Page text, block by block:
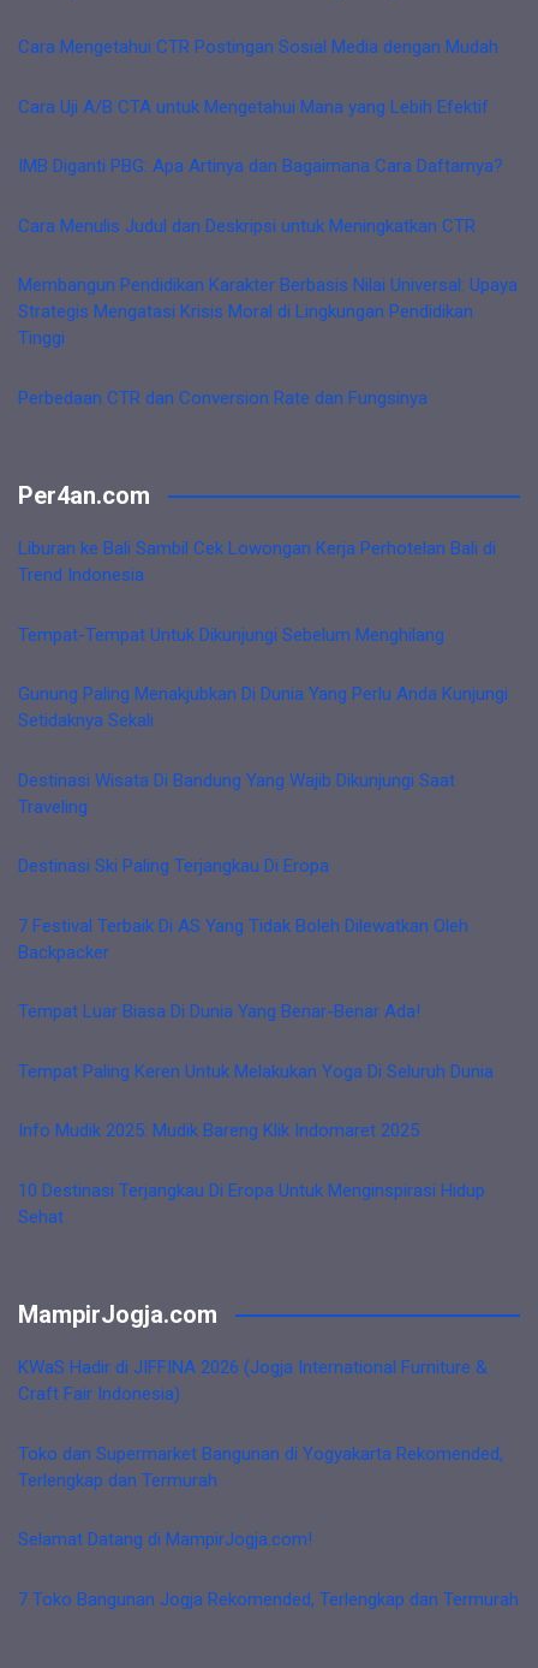
Cara Mengetahui CTR Postingan Sosial Media dengan Mudah
Cara Uji A/B CTA untuk Mengetahui Mana yang Lebih Efektif
IMB Diganti PBG: Apa Artinya dan Bagaimana Cara Daftarnya?
Cara Menulis Judul dan Deskripsi untuk Meningkatkan CTR
Membangun Pendidikan Karakter Berbasis Nilai Universal: Upaya
Strategis Mengatasi Krisis Moral di Lingkungan Pendidikan
Tinggi
Perbedaan CTR dan Conversion Rate dan Fungsinya
Per4an.com
Liburan ke Bali Sambil Cek Lowongan Kerja Perhotelan Bali di
Trend Indonesia
Tempat-Tempat Untuk Dikunjungi Sebelum Menghilang
Gunung Paling Menakjubkan Di Dunia Yang Perlu Anda Kunjungi
Setidaknya Sekali
Destinasi Wisata Di Bandung Yang Wajib Dikunjungi Saat
Traveling
Destinasi Ski Paling Terjangkau Di Eropa
7 Festival Terbaik Di AS Yang Tidak Boleh Dilewatkan Oleh
Backpacker
Tempat Luar Biasa Di Dunia Yang Benar-Benar Ada!
Tempat Paling Keren Untuk Melakukan Yoga Di Seluruh Dunia
Info Mudik 2025: Mudik Bareng Klik Indomaret 2025
10 Destinasi Terjangkau Di Eropa Untuk Menginspirasi Hidup
Sehat
MampirJogja.com
KWaS Hadir di JIFFINA 2026 (Jogja International Furniture &
Craft Fair Indonesia)
Toko dan Supermarket Bangunan di Yogyakarta Rekomended,
Terlengkap dan Termurah
Selamat Datang di MampirJogja.com!
7 Toko Bangunan Jogja Rekomended, Terlengkap dan Termurah